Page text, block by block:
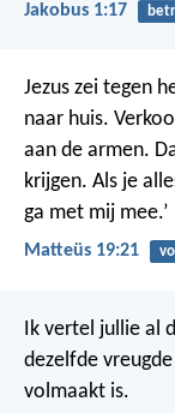
Jakobus 1:17
Jezus zei tegen
naar huis.
aan de armen.
krijgen. Als je
ga met mij mee.’
Matteüs 19:21
Ik vertel jullie al
dezelfde
volmaakt is.